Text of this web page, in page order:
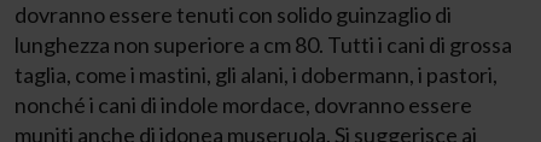
dovranno essere tenuti con solido guinzaglio di
lunghezza non superiore a cm 80. Tutti i cani di grossa
taglia, come i mastini, gli alani, i dobermann, i pastori,
nonché i cani di indole mordace, dovranno essere
muniti anche di idonea museruola. Si suggerisce ai